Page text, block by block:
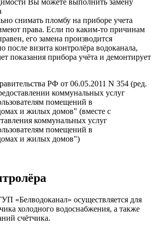
снимать пломбу на приборе учета
права. Если по каким-то причинам
его замена производится
после визита контролёра водоканала,
показания прибора учёта и демонтирует
РФ от 06.05.2011 N 354 (ред.
коммунальных услуг
помещений в
и жилых домов" (вместе с
коммунальных услуг
помещений в
и жилых домов")
«Белводоканал» осуществляется для
холодного водоснабжения, а также
счётчика.